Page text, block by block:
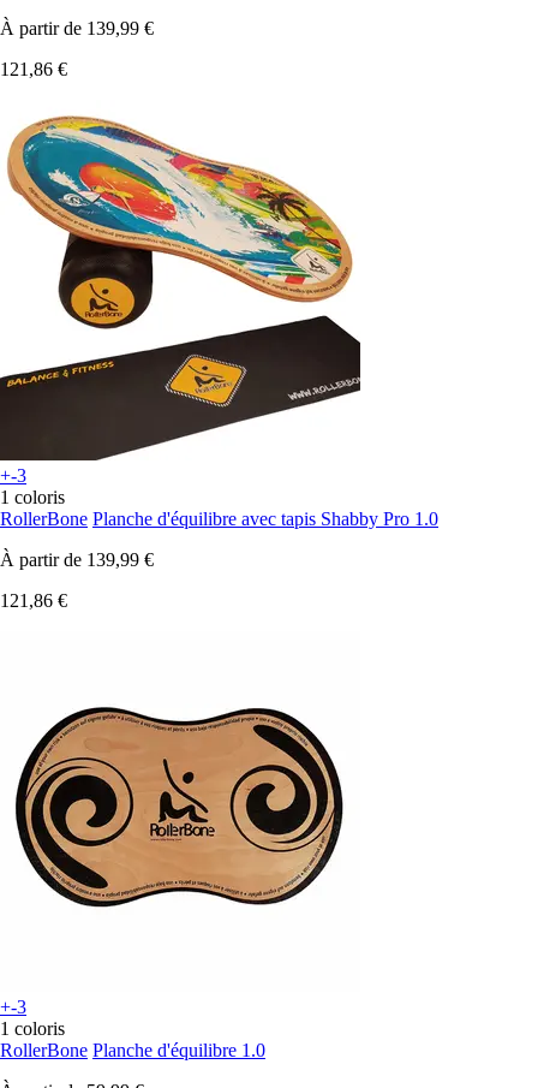
À partir de 139,99 €
121,86 €
+-3
1 coloris
RollerBone Planche d'équilibre avec tapis Shabby Pro 1.0
À partir de 139,99 €
121,86 €
+-3
1 coloris
RollerBone Planche d'équilibre 1.0